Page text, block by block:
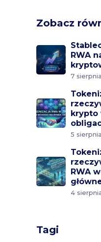
Zobacz
RWA
7
krypto
5
RWA
4
Tagi